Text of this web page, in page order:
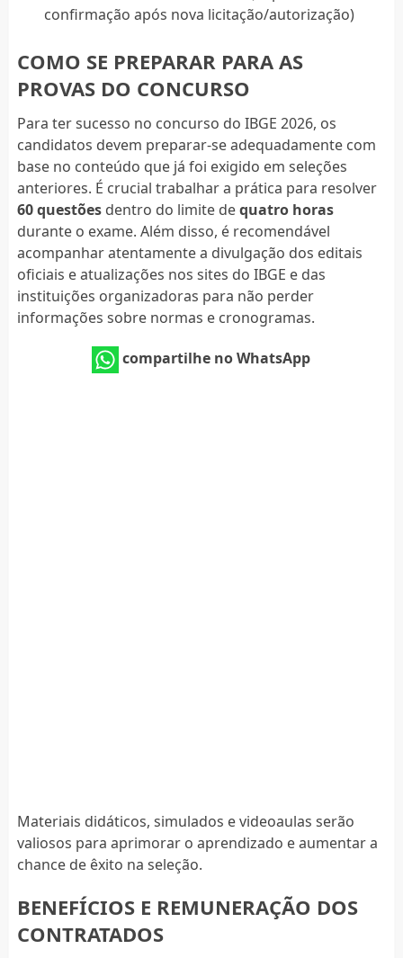
confirmação após nova licitação/autorização)
COMO SE PREPARAR PARA AS
PROVAS DO CONCURSO
Para ter sucesso no concurso do IBGE 2026, os
candidatos devem preparar-se adequadamente com
base no conteúdo que já foi exigido em seleções
anteriores. É crucial trabalhar a prática para resolver
60 questõesdentro do limite dequatro horas
durante o exame. Além disso, é recomendável
acompanhar atentamente a divulgação dos editais
oficiais e atualizações nos sites do IBGE e das
instituições organizadoras para não perder
informações sobre normas e cronogramas.
compartilhe no WhatsApp
Materiais didáticos, simulados e videoaulas serão
valiosos para aprimorar o aprendizado e aumentar a
chance de êxito na seleção.
BENEFÍCIOS E REMUNERAÇÃO DOS
CONTRATADOS